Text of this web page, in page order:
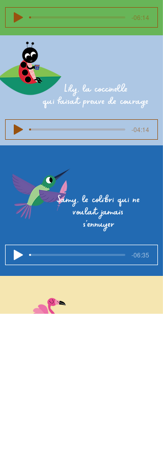
-06:14
Lily, la coccinelle
qui faisait preuve de courage
-04:14
Samy, le colibri qui ne
voulait jamais
s'ennuyer
-06:35